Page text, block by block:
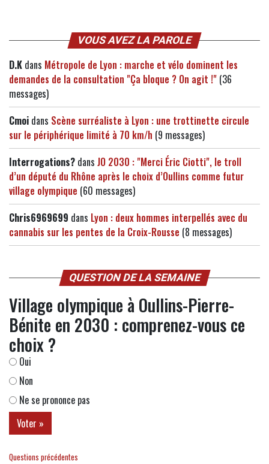
VOUS AVEZ LA PAROLE
D.K dans Métropole de Lyon : marche et vélo dominent les
demandes de la consultation "Ça bloque ? On agit !" (36
messages)
Cmoi dans Scène surréaliste à Lyon : une trottinette circule
sur le périphérique limité à 70 km/h (9 messages)
Interrogations? dans JO 2030 : "Merci Éric Ciotti", le troll
d’un député du Rhône après le choix d’Oullins comme futur
village olympique (60 messages)
Chris6969699 dans Lyon : deux hommes interpellés avec du
cannabis sur les pentes de la Croix-Rousse (8 messages)
QUESTION DE LA SEMAINE
Village olympique à Oullins-Pierre-
Bénite en 2030 : comprenez-vous ce
choix ?
Oui
Non
Ne se prononce pas
Questions précédentes